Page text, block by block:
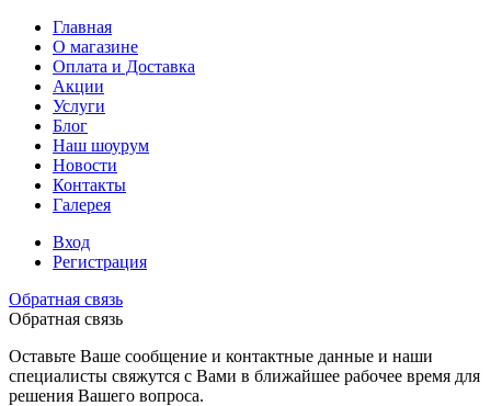
Главная
О магазине
Оплата и Доставка
Акции
Услуги
Блог
Наш шоурум
Новости
Контакты
Галерея
Вход
Регистрация
Обратная связь
Обратная связь
Оставьте Ваше сообщение и контактные данные и наши
специалисты свяжутся с Вами в ближайшее рабочее время для
решения Вашего вопроса.